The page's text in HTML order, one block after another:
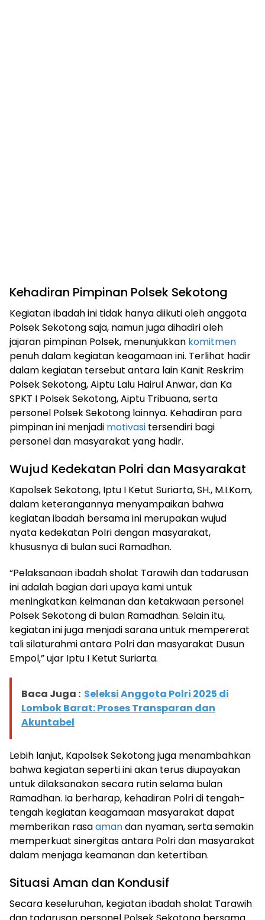
Kehadiran Pimpinan Polsek Sekotong
Kegiatan ibadah ini tidak hanya diikuti oleh anggota
Polsek Sekotong saja, namun juga dihadiri oleh
jajaran pimpinan Polsek, menunjukkan komitmen
penuh dalam kegiatan keagamaan ini. Terlihat hadir
dalam kegiatan tersebut antara lain Kanit Reskrim
Polsek Sekotong, Aiptu Lalu Hairul Anwar, dan Ka
SPKT I Polsek Sekotong, Aiptu Tribuana, serta
personel Polsek Sekotong lainnya. Kehadiran para
pimpinan ini menjadi motivasi tersendiri bagi
personel dan masyarakat yang hadir.
Wujud Kedekatan Polri dan Masyarakat
Kapolsek Sekotong, Iptu I Ketut Suriarta, SH., M.I.Kom,
dalam keterangannya menyampaikan bahwa
kegiatan ibadah bersama ini merupakan wujud
nyata kedekatan Polri dengan masyarakat,
khususnya di bulan suci Ramadhan.
“Pelaksanaan ibadah sholat Tarawih dan tadarusan
ini adalah bagian dari upaya kami untuk
meningkatkan keimanan dan ketakwaan personel
Polsek Sekotong di bulan Ramadhan. Selain itu,
kegiatan ini juga menjadi sarana untuk mempererat
tali silaturahmi antara Polri dan masyarakat Dusun
Empol,” ujar Iptu I Ketut Suriarta.
Baca Juga : Seleksi Anggota Polri 2025 di
Lombok Barat: Proses Transparan dan
Akuntabel
Lebih lanjut, Kapolsek Sekotong juga menambahkan
bahwa kegiatan seperti ini akan terus diupayakan
untuk dilaksanakan secara rutin selama bulan
Ramadhan. Ia berharap, kehadiran Polri di tengah-
tengah kegiatan keagamaan masyarakat dapat
memberikan rasaamandan nyaman, serta semakin
memperkuat sinergitas antara Polri dan masyarakat
dalam menjaga keamanan dan ketertiban.
Situasi Aman dan Kondusif
Secara keseluruhan, kegiatan ibadah sholat Tarawih